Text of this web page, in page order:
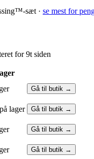
sæt · se mest for
for 9t siden
Gå til butik →
lager Gå til butik →
Gå til butik →
Gå til butik →